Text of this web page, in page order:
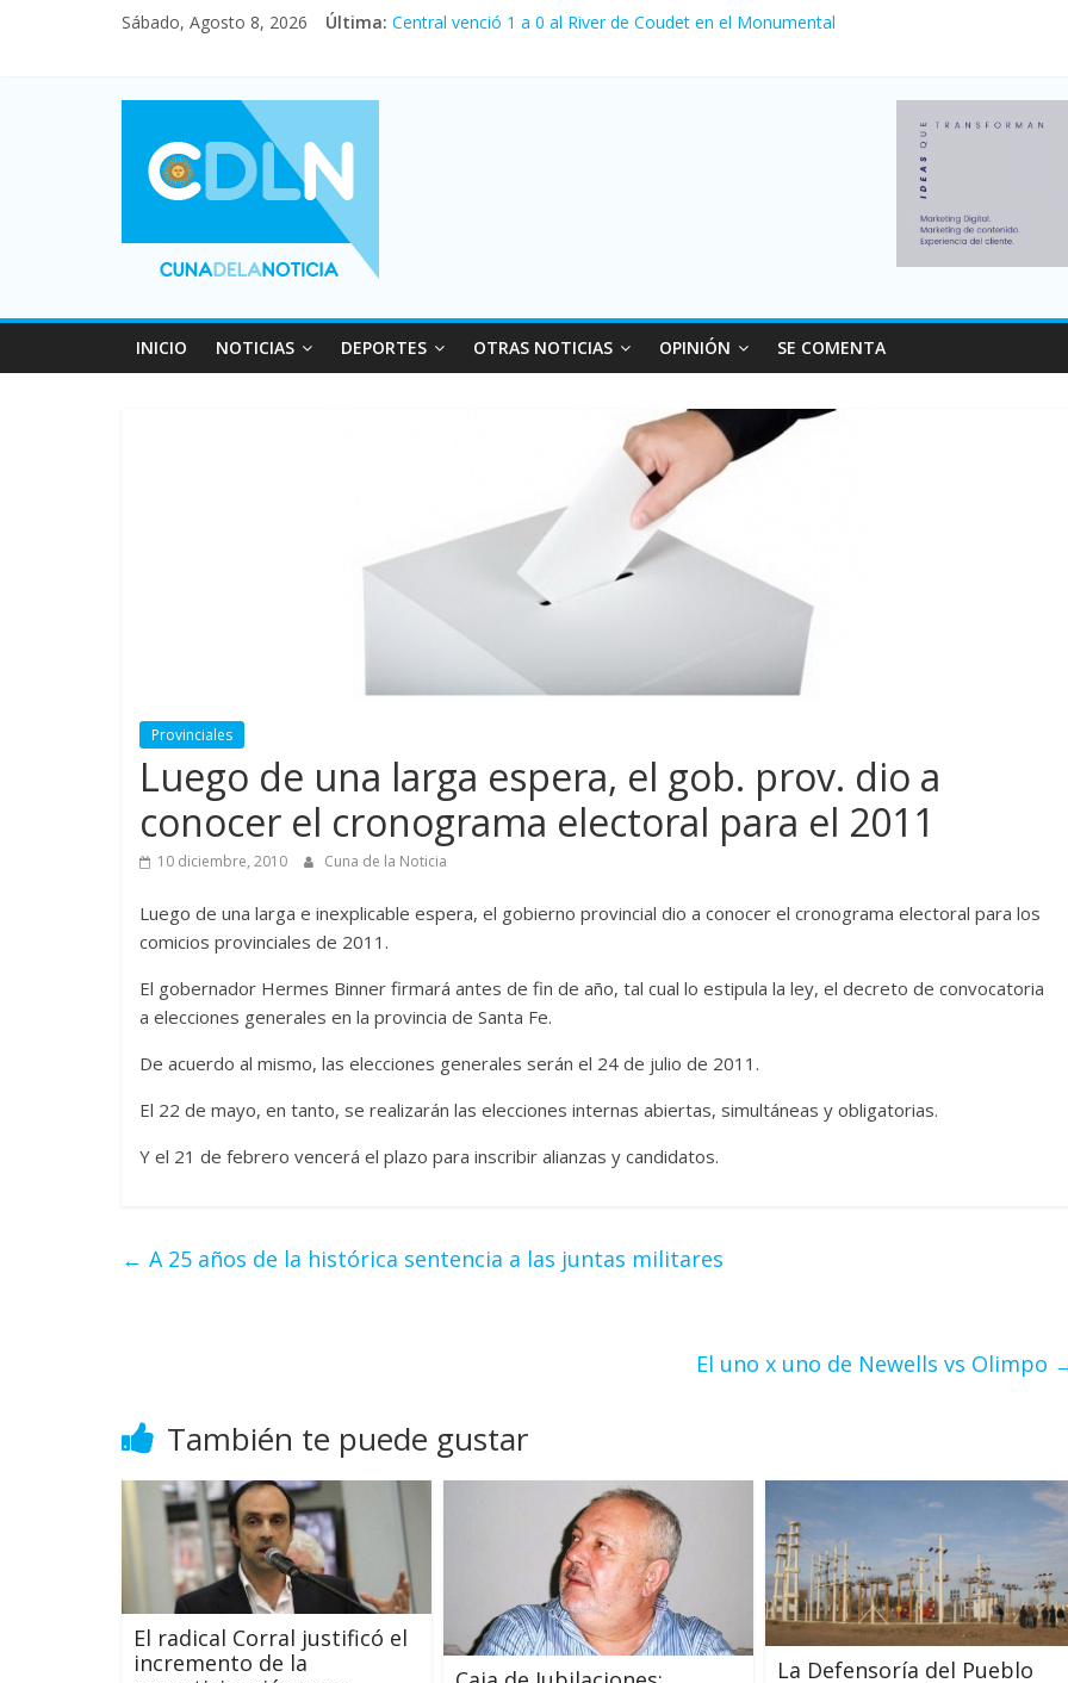
Sábado, Agosto 8, 2026 Última: Central venció 1 a 0 al River de Coudet en el Monumental
Vacaciones de invierno con más movimiento y consumo turístico: 4,6 millones de
Fuerte caída de la venta de autos usados en julio: bajó un 12,6% interanual
INICIO NOTICIAS DEPORTES OTRAS NOTICIAS OPINIÓN SE COMENTA
Provinciales
Luego de una larga espera, el gob. prov. dio a
conocer el cronograma electoral para el 2011
10 diciembre, 2010 Cuna de la Noticia
Luego de una larga e inexplicable espera, el gobierno provincial dio a conocer el cronograma electoral para los
comicios provinciales de 2011.
El gobernador Hermes Binner firmará antes de fin de año, tal cual lo estipula la ley, el decreto de convocatoria
a elecciones generales en la provincia de Santa Fe.
De acuerdo al mismo, las elecciones generales serán el 24 de julio de 2011.
El 22 de mayo, en tanto, se realizarán las elecciones internas abiertas, simultáneas y obligatorias.
Y el 21 de febrero vencerá el plazo para inscribir alianzas y candidatos.
← A 25 años de la histórica sentencia a las juntas militares
El uno x uno de Newells vs Olimpo
También te puede gustar
El radical Corral justificó el
incremento de la
La Defensoría del Pueblo